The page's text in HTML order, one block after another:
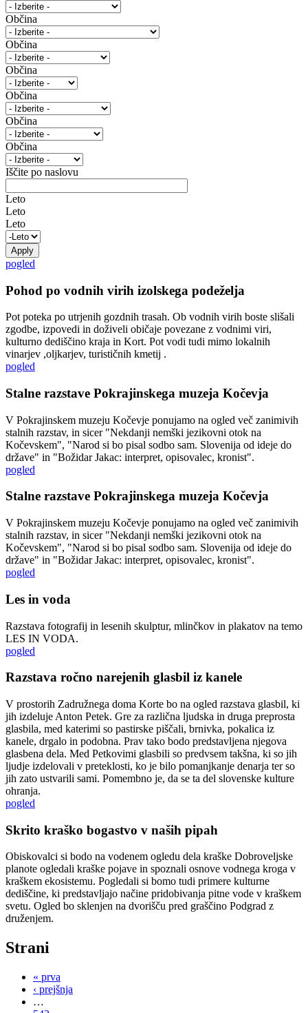
Občina
Občina
Občina
Občina
Občina
Občina
Iščite po naslovu
Leto
Leto
Leto
pogled
Pohod po vodnih virih izolskega podeželja
Pot poteka po utrjenih gozdnih trasah. Ob vodnih virih boste slišali
zgodbe, izpovedi in doživeli običaje povezane z vodnimi viri,
kulturno dediščino kraja in Kort. Pot vodi tudi mimo lokalnih
vinarjev ,oljkarjev, turističnih kmetij .
pogled
Stalne razstave Pokrajinskega muzeja Kočevja
V Pokrajinskem muzeju Kočevje ponujamo na ogled več zanimivih
stalnih razstav, in sicer "Nekdanji nemški jezikovni otok na
Kočevskem", "Narod si bo pisal sodbo sam. Slovenija od ideje do
države" in "Božidar Jakac: interpret, opisovalec, kronist".
pogled
Stalne razstave Pokrajinskega muzeja Kočevja
V Pokrajinskem muzeju Kočevje ponujamo na ogled več zanimivih
stalnih razstav, in sicer "Nekdanji nemški jezikovni otok na
Kočevskem", "Narod si bo pisal sodbo sam. Slovenija od ideje do
države" in "Božidar Jakac: interpret, opisovalec, kronist".
pogled
Les in voda
Razstava fotografij in lesenih skulptur, mlinčkov in plakatov na temo
LES IN VODA.
pogled
Razstava ročno narejenih glasbil iz kanele
V prostorih Zadružnega doma Korte bo na ogled razstava glasbil, ki
jih izdeluje Anton Petek. Gre za različna ljudska in druga preprosta
glasbila, med katerimi so pastirske piščali, brnivka, pokalica iz
kanele, drgalo in podobna. Prav tako bodo predstavljena njegova
glasbena dela. Med Petkovimi glasbili so predvsem takšna, ki so jih
ljudje izdelovali v preteklosti, ko je bilo pomanjkanje denarja ter so
jih zato ustvarili sami. Pomembno je, da se ta del slovenske kulture
ohranja.
pogled
Skrito kraško bogastvo v naših pipah
Obiskovalci si bodo na vodenem ogledu dela kraške Dobroveljske
planote ogledali kraške pojave in spoznali osnove vodnega kroga v
kraškem ekosistemu. Pogledali si bomo tudi primere kulturne
dediščine, ki predstavljajo načine pridobivanja pitne vode v kraškem
svetu. Ogled bo sklenjen na dvorišču pred graščino Podgrad z
druženjem.
Strani
« prva
‹ prejšnja
…